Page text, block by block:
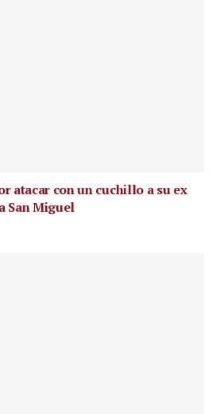
atacar con un cuchillo a su ex
San Miguel